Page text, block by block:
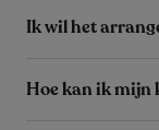
Ik wil het
Hoe kan ik mijn